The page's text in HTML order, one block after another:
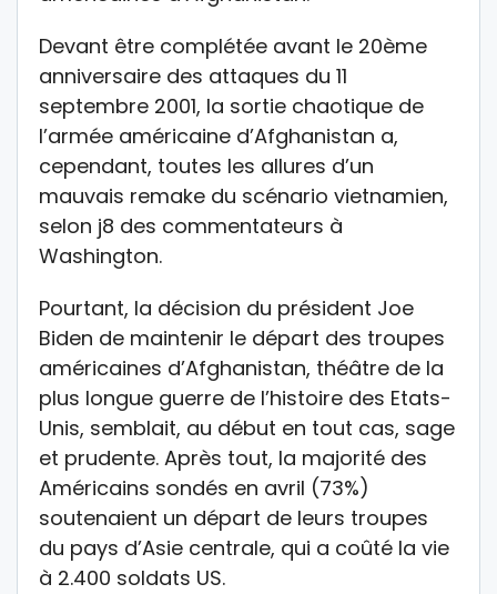
Devant être complétée avant le 20ème
anniversaire des attaques du 11
septembre 2001, la sortie chaotique de
l’armée américaine d’Afghanistan a,
cependant, toutes les allures d’un
mauvais remake du scénario vietnamien,
selon j8 des commentateurs à
Washington.
Pourtant, la décision du président Joe
Biden de maintenir le départ des troupes
américaines d’Afghanistan, théâtre de la
plus longue guerre de l’histoire des Etats-
Unis, semblait, au début en tout cas, sage
et prudente. Après tout, la majorité des
Américains sondés en avril (73%)
soutenaient un départ de leurs troupes
du pays d’Asie centrale, qui a coûté la vie
à 2.400 soldats US.